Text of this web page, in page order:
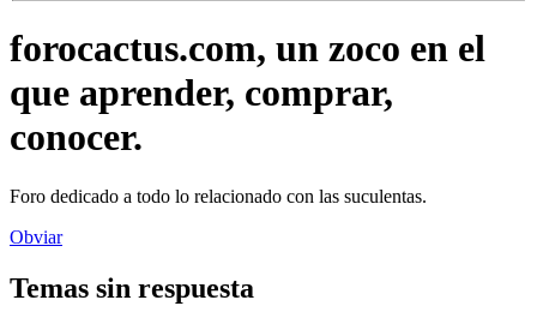
forocactus.com, un zoco en el
que aprender, comprar,
conocer.
Foro dedicado a todo lo relacionado con las suculentas.
Obviar
Temas sin respuesta